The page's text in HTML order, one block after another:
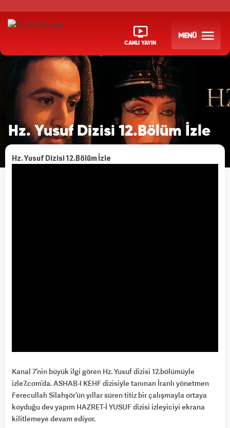
CANLI YAYIN
MENÜ
Hz. Yusuf Dizisi 12.Bölüm İzle
Hz. Yusuf Dizisi 12.Bölüm İzle
Kanal 7’nin büyük ilgi gören Hz. Yusuf dizisi 12.bölümüyle
izle7.com’da. ASHAB-I KEHF dizisiyle tanınan İranlı yönetmen
Ferecullah Silahşör’ün yıllar süren titiz bir çalışmayla ortaya
koyduğu dev yapım HAZRET-İ YUSUF dizisi izleyiciyi ekrana
kilitlemeye devam ediyor.